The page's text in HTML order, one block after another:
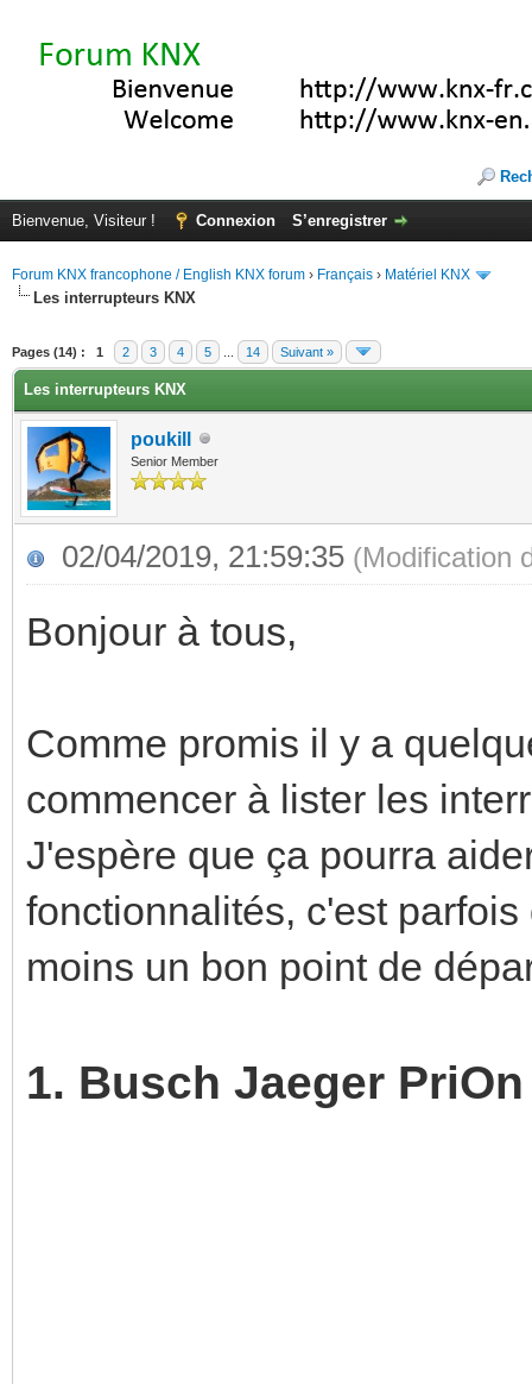
Bienvenue, Visiteur ! Connexion S’enregistrer
Forum KNX francophone / English KNX forum › Français › Matériel KNX
Les interrupteurs KNX
Pages (14) : 1 2 3 4 5 14 Suivant »
Les interrupteurs KNX
poukill
Senior Member
02/04/2019, 21:59:35 (Modification
Bonjour à tous,
Comme promis il y a
commencer à lister les
J'espère que ça pourra
fonctionnalités, c'est
moins un bon point de
1. Busch Jaeger PriOn